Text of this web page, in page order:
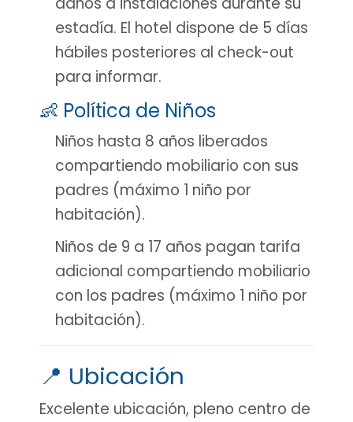
estadía. El hotel dispone de 5 días
hábiles posteriores al check-out
para informar.
👶 Política de Niños
Niños hasta 8 años liberados
compartiendo mobiliario con sus
padres (máximo 1 niño por
habitación).
Niños de 9 a 17 años pagan tarifa
adicional compartiendo mobiliario
con los padres (máximo 1 niño por
habitación).
📍 Ubicación
Excelente ubicación, pleno centro de